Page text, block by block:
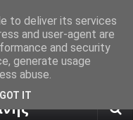
πρόγνωση καιρού από το
to deliver its services
and user-agent are
and security
generate usage
abuse.
GOT IT